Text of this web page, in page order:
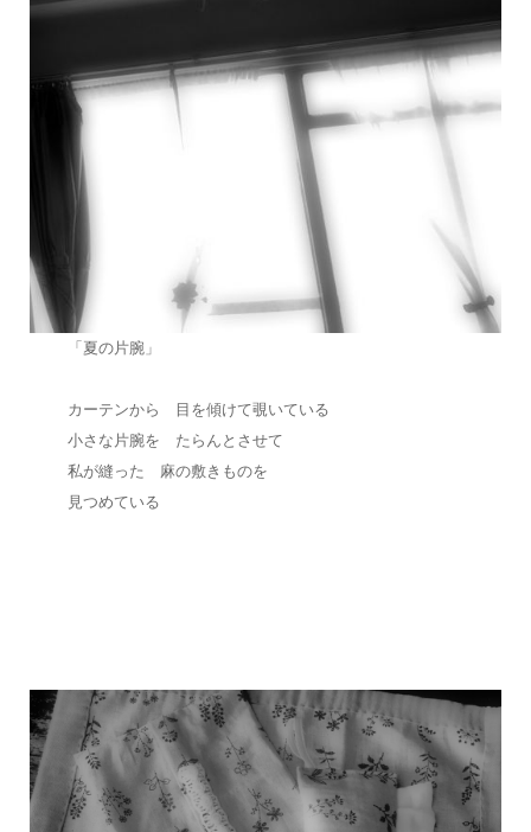
「夏の片腕」
カーテンから 目を傾けて覗いている
小さな片腕を たらんとさせて
私が縫った 麻の敷きものを
見つめている